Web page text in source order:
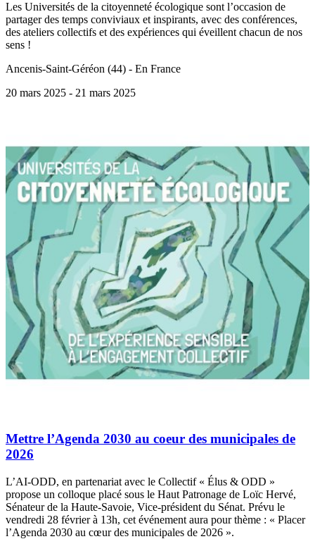
Les Universités de la citoyenneté écologique sont l’occasion de
partager des temps conviviaux et inspirants, avec des conférences,
des ateliers collectifs et des expériences qui éveillent chacun de nos
sens !
Ancenis-Saint-Géréon (44) - En France
20 mars 2025 - 21 mars 2025
Mettre l’Agenda 2030 au coeur des municipales de
2026
L’AI-ODD, en partenariat avec le Collectif « Élus & ODD »
propose un colloque placé sous le Haut Patronage de Loïc Hervé,
Sénateur de la Haute-Savoie, Vice-président du Sénat. Prévu le
vendredi 28 février à 13h, cet événement aura pour thème : « Placer
l’Agenda 2030 au cœur des municipales de 2026 ».